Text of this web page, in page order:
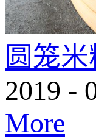
圆笼
2019 -
More